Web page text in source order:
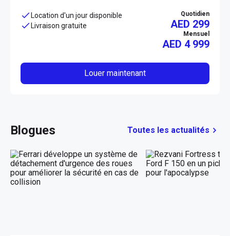
Location d'un jour disponible
Livraison gratuite
Quotidien
AED 299
Mensuel
AED 4 999
Louer maintenant
Blogues Toutes les actualités